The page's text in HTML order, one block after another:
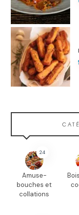
24
Amuse-
bouches et
collations